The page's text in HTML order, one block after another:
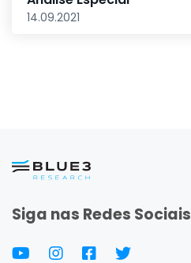
14.09.2021
Siga nas Redes Sociais